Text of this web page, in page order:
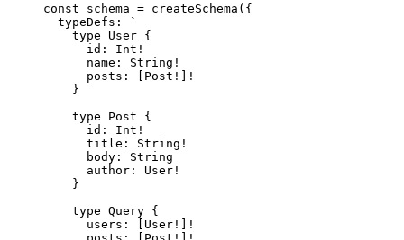
const schema = createSchema ( {
typeDefs:
`
type User {
id: Int!
name: String!
posts: [Post!]!
}
type Post {
id: Int!
title: String!
body: String
author: User!
}
type Query {
users: [User!]!